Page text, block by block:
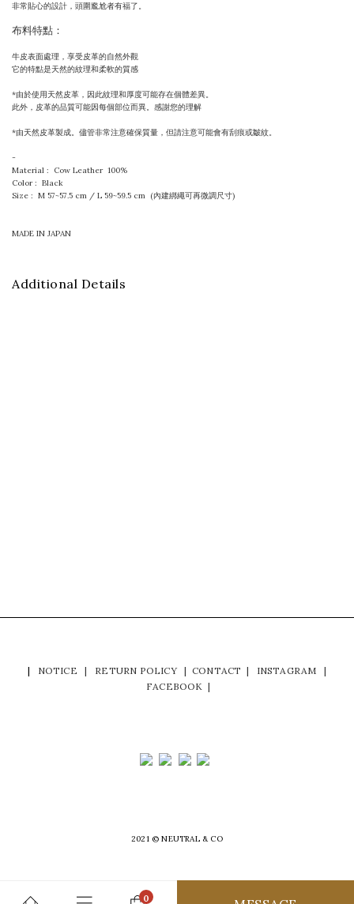
非常貼心的設計，頭圍尷尬者有福了。
布料特點：
牛皮表面處理，享受皮革的自然外觀
它的特點是天然的紋理和柔軟的質感
*由於使用天然皮革，因此紋理和厚度可能存在個體差異。
此外，皮革的品質可能因每個部位而異。感謝您的理解
*由天然皮革製成。儘管非常注意確保質量，但請注意可能會有刮痕或皺紋。
-
Material : Cow Leather 100%
Color : Black
Size : M 57~57.5 cm / L 59~59.5 cm (內建綁繩可再微調尺寸)
MADE IN JAPAN
Additional Details
| NOTICE | RETURN POLICY | CONTACT | INSTAGRAM
|
FACEBOOK |
2021 © NEUTRAL & CO